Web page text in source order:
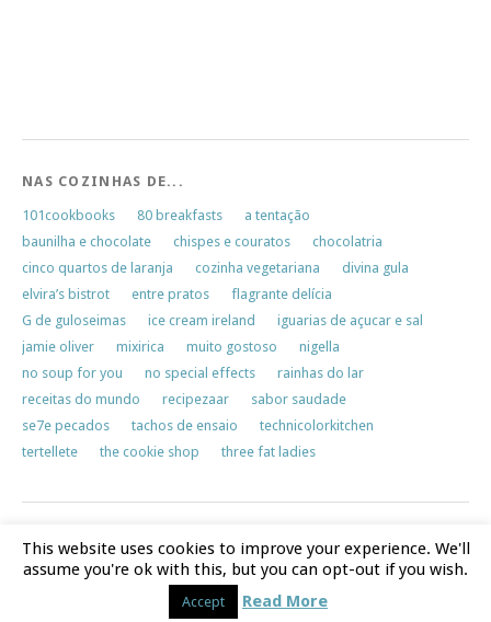
NAS COZINHAS DE...
101cookbooks 80 breakfasts
a tentação
baunilha e chocolate
chispes e couratos
chocolatria
cinco quartos de laranja
cozinha vegetariana
divina gula
elvira’s bistrot
entre pratos
flagrante delícia
G de guloseimas
ice cream ireland
iguarias de açucar e sal
jamie oliver
mixirica muito gostoso
nigella
no soup for you
no special effects
rainhas do lar
receitas do mundo
recipezaar
sabor saudade
se7e pecados
tachos de ensaio
technicolorkitchen
tertellete
the cookie shop three fat ladies
Proudly powered by WordPress|Theme: Yoko byElmastudio
This website uses cookies to improve your experience. We'll
assume you're ok with this, but you can opt-out if you wish.
Accept Read More